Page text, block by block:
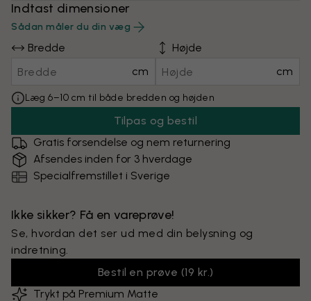
Indtast dimensioner
Sådan måler du din væg
Bredde
cm
Højde
cm
Læg 6–10 cm til både bredden og højden
Tilpas og bestil
Gratis forsendelse og nem returnering
Afsendes inden for 3 hverdage
Specialfremstillet i Sverige
Ikke sikker? Få en vareprøve!
Se, hvordan det ser ud med din belysning og
indretning.
Bestil en prøve (19 kr.)
Trykt på Premium Matte